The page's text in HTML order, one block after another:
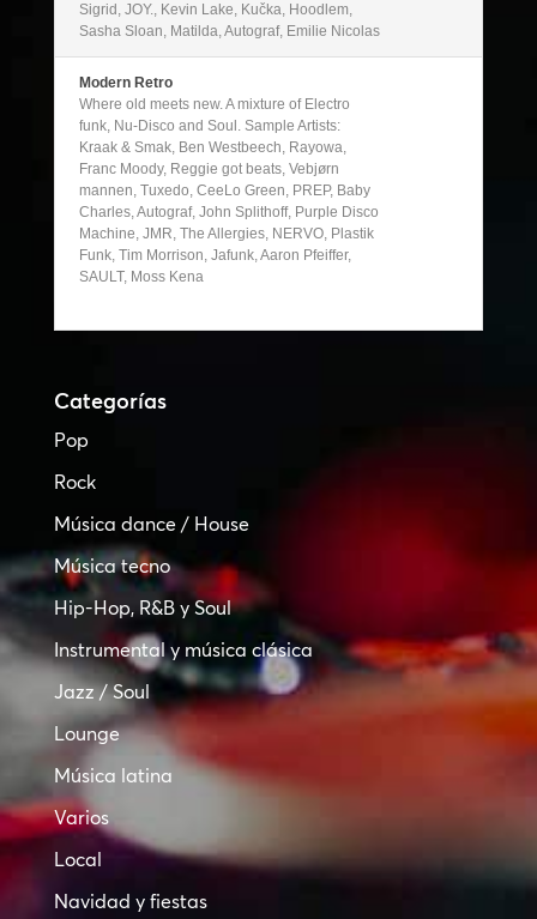
Sigrid, JOY., Kevin Lake, Kučka, Hoodlem,
Sasha Sloan, Matilda, Autograf, Emilie Nicolas
Modern Retro
Where old meets new. A mixture of Electro
funk, Nu-Disco and Soul. Sample Artists:
Kraak & Smak, Ben Westbeech, Rayowa,
Franc Moody, Reggie got beats, Vebjørn
mannen, Tuxedo, CeeLo Green, PREP, Baby
Charles, Autograf, John Splithoff, Purple Disco
Machine, JMR, The Allergies, NERVO, Plastik
Funk, Tim Morrison, Jafunk, Aaron Pfeiffer,
SAULT, Moss Kena
Categorías
Pop
Rock
Música dance / House
Música tecno
Hip-Hop, R&B y Soul
Instrumental y música clásica
Jazz / Soul
Lounge
Música latina
Varios
Local
Navidad y fiestas